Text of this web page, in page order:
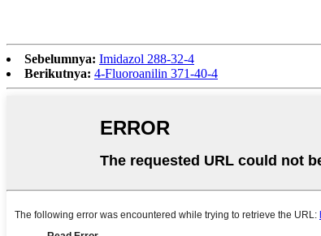
Sebelumnya: Imidazol 288-32-4
Berikutnya: 4-Fluoroanilin 371-40-4